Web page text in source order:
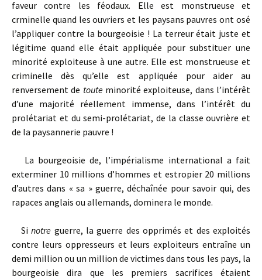
faveur contre les féodaux. Elle est monstrueuse et
crminelle quand les ouvriers et les paysans pauvres ont osé
l’appliquer contre la bourgeoisie ! La terreur était juste et
légitime quand elle était appliquée pour substituer une
minorité exploiteuse à une autre. Elle est monstrueuse et
criminelle dès qu’elle est appliquée pour aider au
renversement de touteminorité exploiteuse, dans l’intérêt
d’une majorité réellement immense, dans l’intérêt du
prolétariat et du semi-prolétariat, de la classe ouvrière et
de la paysannerie pauvre !
La bourgeoisie de, l’impérialisme international a fait
exterminer 10 millions d’hommes et estropier 20 millions
d’autres dans « sa » guerre, déchaînée pour savoir qui, des
rapaces anglais ou allemands, dominera le monde.
Sinotre guerre, la guerre des opprimés et des exploités
contre leurs oppresseurs et leurs exploiteurs entraîne un
demi million ou un million de victimes dans tous les pays, la
bourgeoisie dira que les premiers sacrifices étaient